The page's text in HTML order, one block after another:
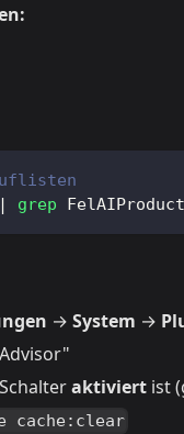
| grep
→ System →
aktiviert ist
cache:clear